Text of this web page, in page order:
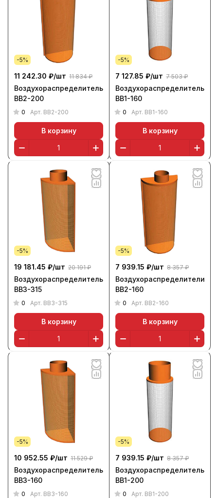
-5%
11 242.30 ₽/шт 11 834 ₽
Воздухораспределитель
ВВ2-200
0 Арт. ВВ2-200
В корзину
-5%
7 127.85 ₽/шт 7 503 ₽
Воздухораспределитель
ВВ1-160
0 Арт. ВВ1-160
В корзину
-5%
19 181.45 ₽/шт 20 191 ₽
Воздухораспределитель
ВВ3-315
0 Арт. ВВ3-315
В корзину
-5%
7 939.15 ₽/шт 8 357 ₽
Воздухораспределители
ВВ2-160
0 Арт. ВВ2-160
В корзину
-5%
10 952.55 ₽/шт 11 529 ₽
Воздухораспределитель
ВВ3-160
0 Арт. ВВ3-160
-5%
7 939.15 ₽/шт 8 357 ₽
Воздухораспределитель
ВВ1-200
0 Арт. ВВ1-200